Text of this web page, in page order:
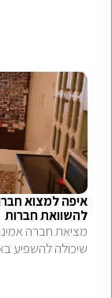
איפה למצוא
להשוואת חברות
מציאת חברה
שיכולה להשפיע